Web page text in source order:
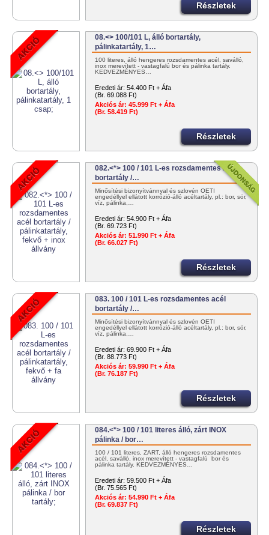
Részletek
08.<> 100/101 L, álló bortartály,
pálinkatartály, 1…
100 literes, álló hengeres rozsdamentes acél, saválló,
inox merevített - vastagfalú bor és pálinka tartály.
KEDVEZMÉNYES…
Eredeti ár: 54.400 Ft + Áfa
(Br. 69.088 Ft)
Akciós ár: 45.999 Ft + Áfa
(Br. 58.419 Ft)
Részletek
082.<*> 100 / 101 L-es rozsdamentes acél
bortartály /…
Minősítési bizonyítvánnyal és szlovén OÉTI
engedéllyel ellátott korrózió-álló acéltartály, pl.: bor, sör,
víz, pálinka,…
Eredeti ár: 54.900 Ft + Áfa
(Br. 69.723 Ft)
Akciós ár: 51.990 Ft + Áfa
(Br. 66.027 Ft)
Részletek
083. 100 / 101 L-es rozsdamentes acél
bortartály /…
Minősítési bizonyítvánnyal és szlovén OÉTI
engedéllyel ellátott korrózió-álló acéltartály, pl.: bor, sör,
víz, pálinka,…
Eredeti ár: 69.900 Ft + Áfa
(Br. 88.773 Ft)
Akciós ár: 59.990 Ft + Áfa
(Br. 76.187 Ft)
Részletek
084.<*> 100 / 101 literes álló, zárt INOX
pálinka / bor…
100 / 101 literes, ZÁRT, álló hengeres rozsdamentes
acél, saválló, inox merevített - vastagfalú bor és
pálinka tartály. KEDVEZMÉNYES…
Eredeti ár: 59.500 Ft + Áfa
(Br. 75.565 Ft)
Akciós ár: 54.990 Ft + Áfa
(Br. 69.837 Ft)
Részletek